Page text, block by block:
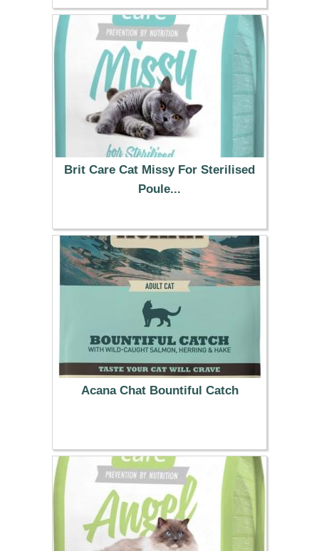
47.59 €
Brit Care Cat Missy For Sterilised
Poule...
13.99 €
Acana Chat Bountiful Catch
38.99 €